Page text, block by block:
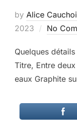
by Alice
2023
No
Quelques
Titre, Entre
eaux Graphite